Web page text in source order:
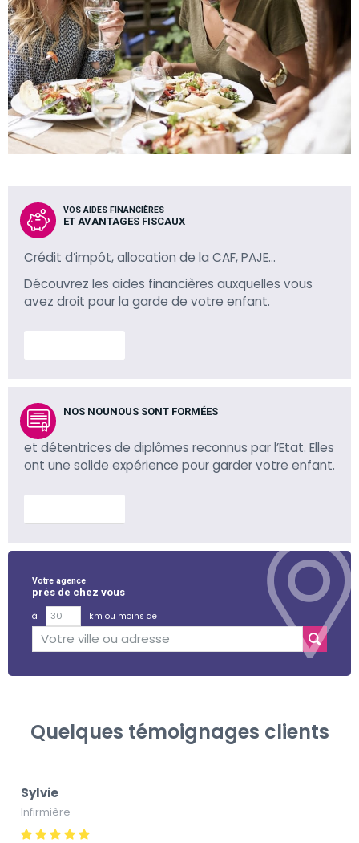
VOS AIDES FINANCIÈRES
ET AVANTAGES FISCAUX
Crédit d’impôt, allocation de la CAF, PAJE…
Découvrez les aides financières auxquelles vous
avez droit pour la garde de votre enfant.
NOS NOUNOUS SONT FORMÉES
et détentrices de diplômes reconnus par l’Etat. Elles
ont une solide expérience pour garder votre enfant.
Votre agence
près de chez vous
à
km ou moins de
Quelques témoignages clients
Sylvie
Infirmière